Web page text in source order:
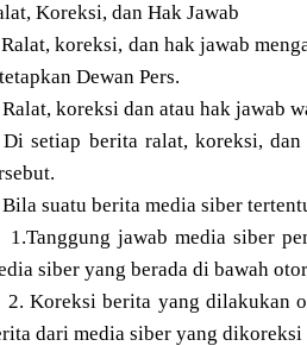
Koreksi, dan Hak Jawab
koreksi, dan hak jawab
Dewan Pers.
koreksi dan atau hak jawab
setiap berita ralat, koreksi,
suatu berita media siber
jawab media siber
siber yang berada di bawah
Koreksi berita yang dilakukan
dari media siber yang